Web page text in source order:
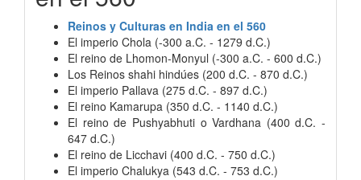
Reinos y Culturas en India en el 560
El imperio Chola (-300 a.C. - 1279 d.C.)
El reino de Lhomon-Monyul (-300 a.C. - 600 d.C.)
Los Reinos shahi hindúes (200 d.C. - 870 d.C.)
El imperio Pallava (275 d.C. - 897 d.C.)
El reino Kamarupa (350 d.C. - 1140 d.C.)
El reino de Pushyabhuti o Vardhana (400 d.C. -
647 d.C.)
El reino de Licchavi (400 d.C. - 750 d.C.)
El imperio Chalukya (543 d.C. - 753 d.C.)